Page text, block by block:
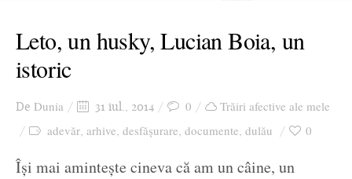
Leto, un husky, Lucian Boia, un
istoric
De Dunia 31 iul., 2014 0
Trăiri afective ale mele
adevăr, arhive, desfășurare, documente, dulău 0
Își mai amintește cineva că am un câine, un